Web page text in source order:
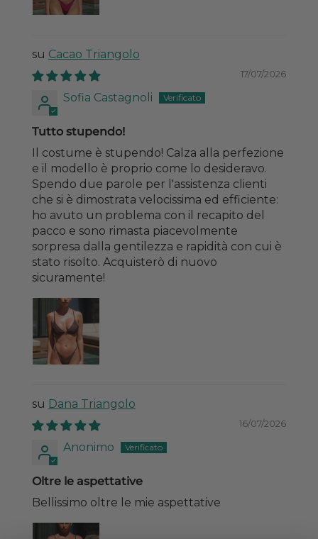
Cacao Triangolo
17/07/2026
Sofia Castagnoli
Tutto stupendo!
Il costume è stupendo! Calza alla perfezione
e il modello è proprio come lo desideravo.
Spendo due parole per l'assistenza clienti
che si è dimostrata velocissima ed efficiente:
ho avuto un problema con il recapito del
pacco e sono rimasta piacevolmente
sorpresa dalla gentilezza e rapidità con cui è
stato risolto. Acquisterò di nuovo
sicuramente!
Dana Triangolo
16/07/2026
Anonimo
Oltre le aspettative
Bellissimo oltre le mie aspettative